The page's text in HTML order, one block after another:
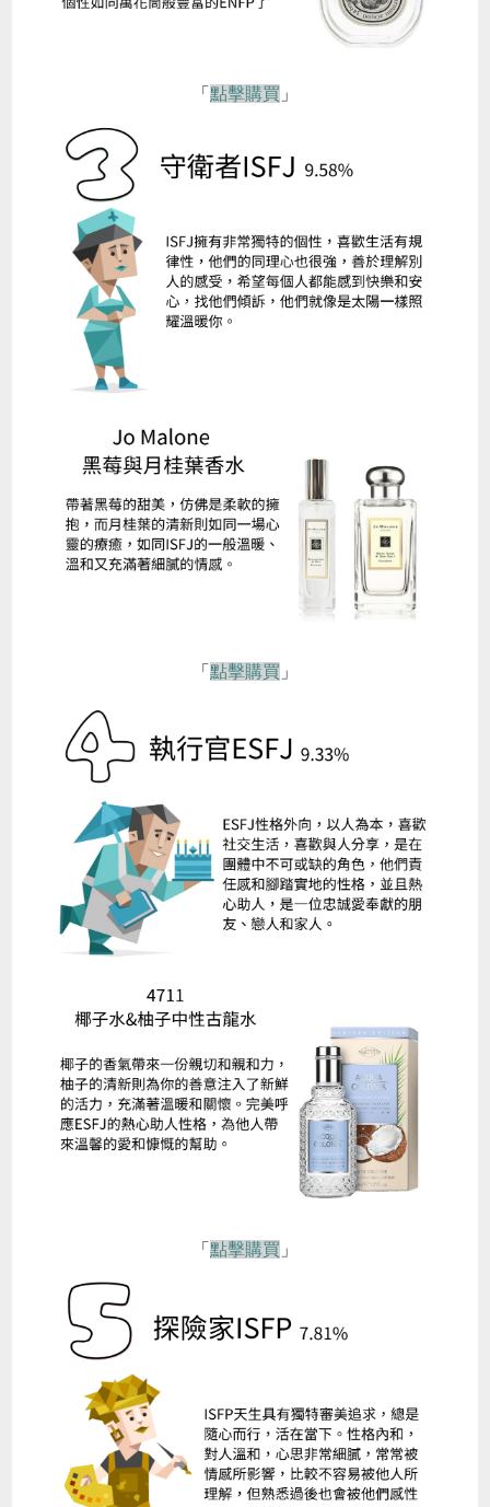
「 點擊購買 」
「 點擊購買 」
「 點擊購買 」